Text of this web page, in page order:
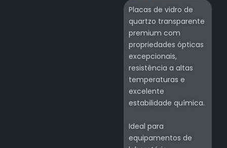
Placas de vidro de
quartzo transparente
premium com
propriedades ópticas
excepcionais,
resistência a altas
temperaturas e
excelente
estabilidade química.
Ideal para
equipamentos de